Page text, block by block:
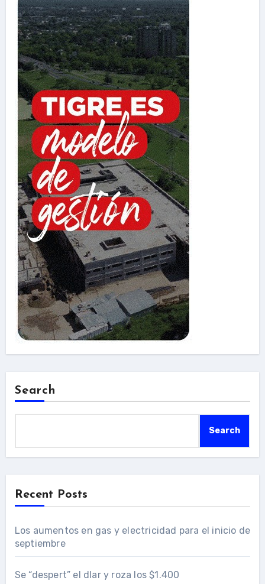
Search
Search
Recent Posts
Los aumentos en gas y electricidad para el inicio de
septiembre
Se “despert” el dlar y roza los $1.400